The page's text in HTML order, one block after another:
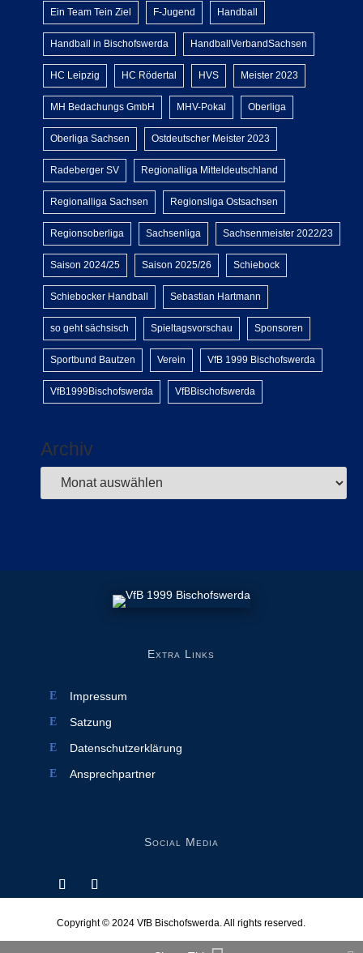
Ein Team Tein Ziel F-Jugend Handball
Handball in Bischofswerda HandballVerbandSachsen
HC Leipzig HC Rödertal HVS Meister 2023
MH Bedachungs GmbH MHV-Pokal Oberliga
Oberliga Sachsen Ostdeutscher Meister 2023
Radeberger SV Regionalliga Mitteldeutschland
Regionalliga Sachsen Regionsliga Ostsachsen
Regionsoberliga Sachsenliga Sachsenmeister 2022/23
Saison 2024/25 Saison 2025/26 Schiebock
Schiebocker Handball Sebastian Hartmann
so geht sächsisch Spieltagsvorschau Sponsoren
Sportbund Bautzen Verein VfB 1999 Bischofswerda
VfB1999Bischofswerda VfBBischofswerda
Archiv
Extra Links
Impressum
Satzung
Datenschutzerklärung
Ansprechpartner
Social Media
Copyright © 2024 VfB Bischofswerda. All rights reserved.